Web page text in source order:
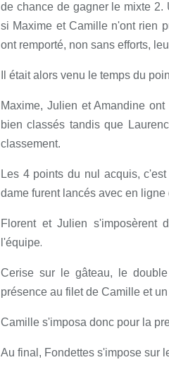
de chance de gagner le mixte
si Maxime et Camille n'ont rien
ont remporté, non sans efforts,
Il était alors venu le temps du
Maxime, Julien et Amandine
bien classés tandis que
classement.
Les 4 points du nul acquis,
dame furent lancés avec en
Florent et Julien s'imposèrent
l'équipe.
Cerise sur le gâteau, le
présence au filet de Camille et
Camille s'imposa donc pour la
Au final, Fondettes s'impose sur